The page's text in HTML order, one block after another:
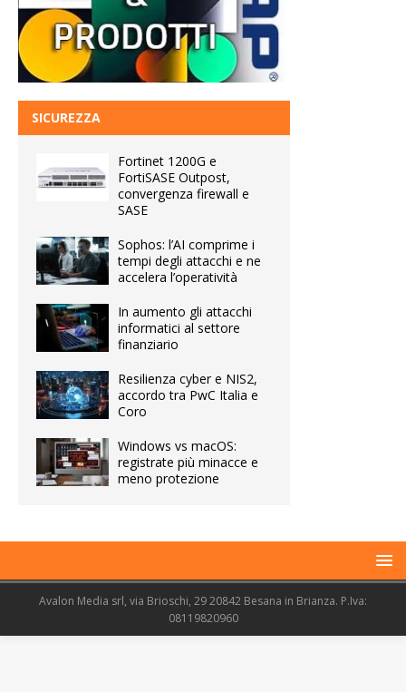
SICUREZZA
Fortinet 1200G e
FortiSASE Outpost,
convergenza firewall e
SASE
Sophos: l’AI comprime i
tempi degli attacchi e ne
accelera l’operatività
In aumento gli attacchi
informatici al settore
finanziario
Resilienza cyber e NIS2,
accordo tra PwC Italia e
Coro
Windows vs macOS:
registrate più minacce e
meno protezione
Avalon Media srl, via Brioschi, 29 20842 Besana in Brianza. P.Iva:
08119820960